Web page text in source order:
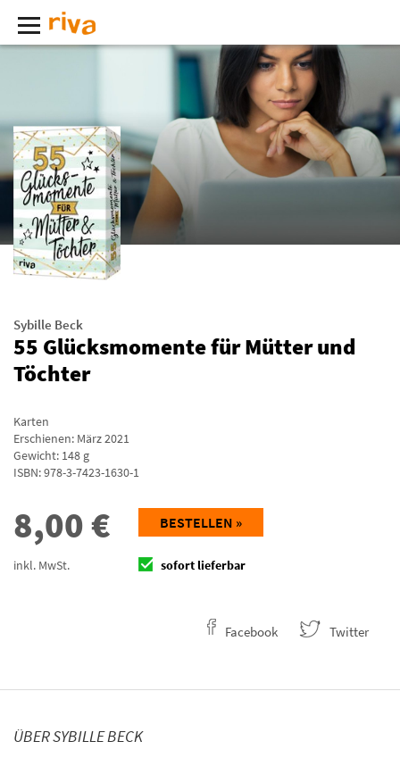
Sybille Beck
55 Glücksmomente für Mütter und
Töchter
Karten
Erschienen: März 2021
Gewicht: 148 g
ISBN:978-3-7423-1630-1
8,00€
inkl. MwSt.
BESTELLEN »
sofort lieferbar
Facebook Twitter
ÜBER SYBILLE BECK